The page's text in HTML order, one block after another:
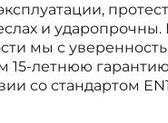
и ударопрочны.
мы с
15-летнюю
со стандартом